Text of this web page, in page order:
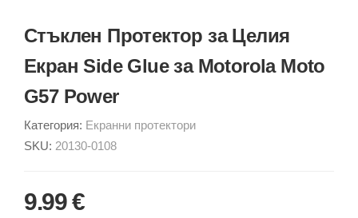
Стъклен Протектор за Целия
Екран Side Glue за Motorola Moto
G57 Power
Категория: Екранни протектори
SKU: 20130-0108
9.99 €